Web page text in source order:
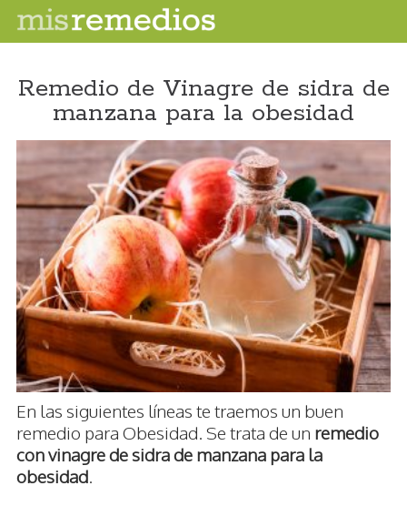
Remedio de Vinagre de sidra de
manzana para la obesidad
En las siguientes líneas te traemos un buen
remedio para Obesidad. Se trata de un remedio
con vinagre de sidra de manzana para la
obesidad.